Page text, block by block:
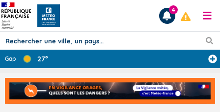
Prévisions
TOUS LES RÉSULTATS
4
Gap 27°